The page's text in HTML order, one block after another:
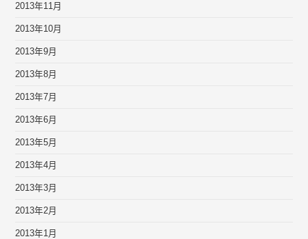
2013年11月
2013年10月
2013年9月
2013年8月
2013年7月
2013年6月
2013年5月
2013年4月
2013年3月
2013年2月
2013年1月